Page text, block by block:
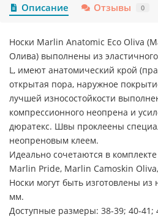
Описание Отзывы 0
Носки Marlin Anatomic Eco Oliva
Олива) выполнены из
L, имеют анатомический крой
открытая пора, наружное
лучшей износостойкости
компрессионного неопрена и
дюратекс. Швы проклеены
неопреновым клеем.
Идеально сочетаются в
Marlin Pride, Marlin Camoskin
Носки могут быть изготовлены
мм.
Доступные размеры: 38-39; 40-41;